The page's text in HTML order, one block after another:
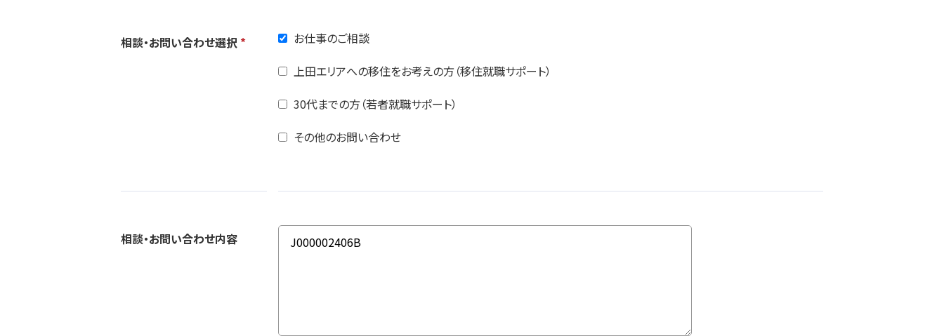
相談・お問い合わせ選択 *
お仕事のご相談
上田エリアへの移住をお考えの方（移住就職サポート）
30代までの方（若者就職サポート）
その他のお問い合わせ
相談・お問い合わせ内容